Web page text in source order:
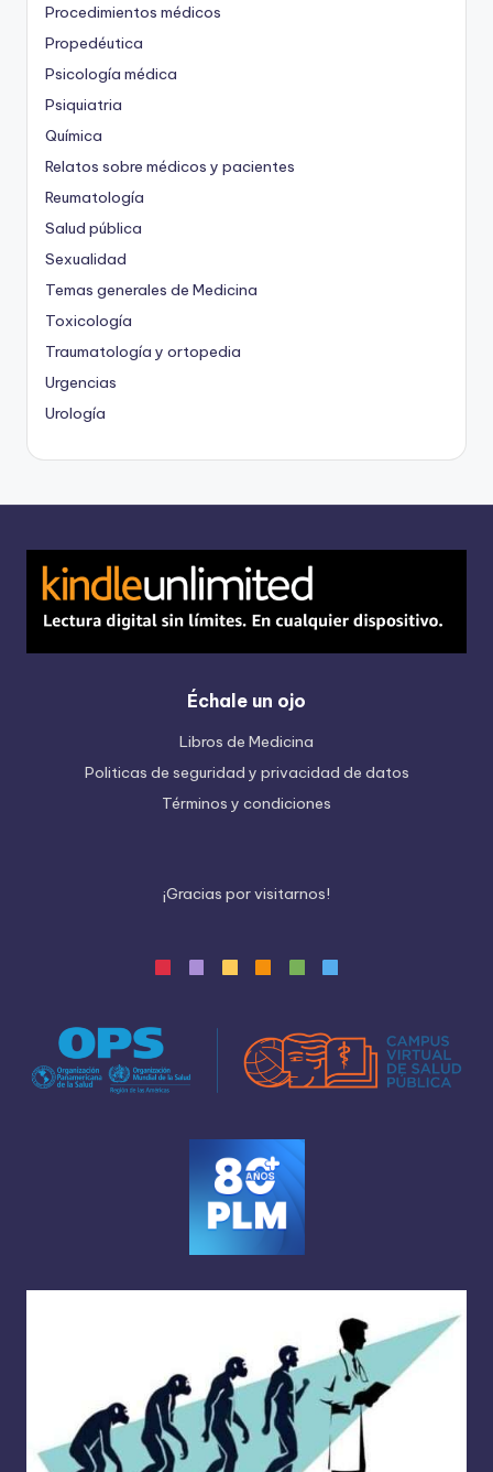
Procedimientos médicos
Propedéutica
Psicología médica
Psiquiatria
Química
Relatos sobre médicos y pacientes
Reumatología
Salud pública
Sexualidad
Temas generales de Medicina
Toxicología
Traumatología y ortopedia
Urgencias
Urología
Échale un ojo
Libros de Medicina
Politicas de seguridad y privacidad de datos
Términos y condiciones
¡Gracias porvisitarnos!